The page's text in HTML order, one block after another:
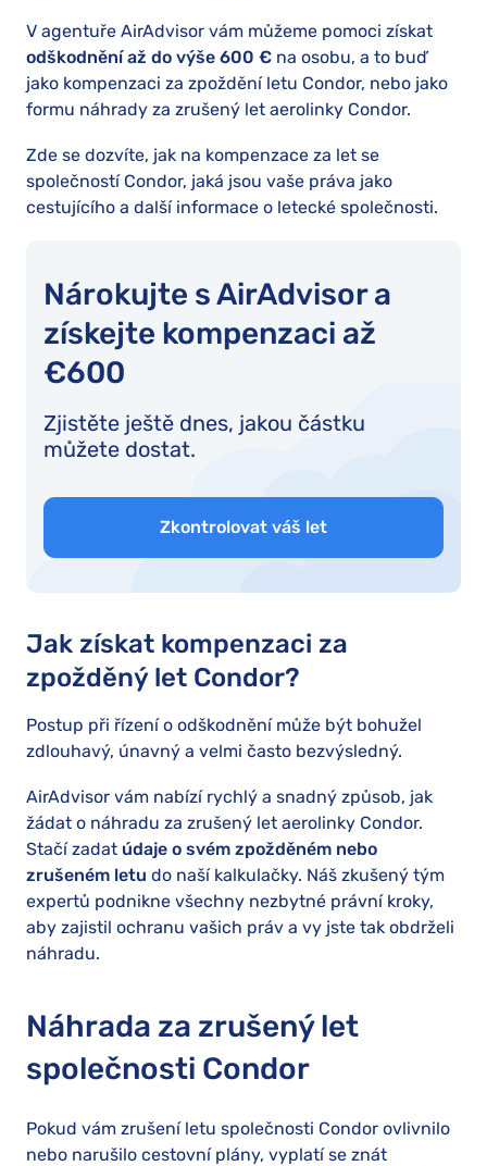
V agentuře AirAdvisor vám můžeme pomoci získat
odškodnění až do výše 600 € na osobu, a to buď
jako kompenzaci za zpoždění letu Condor, nebo jako
formu náhrady za zrušený let aerolinky Condor.
Zde se dozvíte, jak na kompenzace za let se
společností Condor, jaká jsou vaše práva jako
cestujícího a další informace o letecké společnosti.
Nárokujte s AirAdvisor a
získejte kompenzaci až
€600
Zjistěte ještě dnes, jakou částku
můžete dostat.
Zkontrolovat váš let
Jak získat kompenzaci za
zpožděný let Condor?
Postup při řízení o odškodnění může být bohužel
zdlouhavý, únavný a velmi často bezvýsledný.
AirAdvisor vám nabízí rychlý a snadný způsob, jak
žádat o náhradu za zrušený let aerolinky Condor.
Stačí zadat údaje o svém zpožděném nebo
zrušeném letu do naší kalkulačky. Náš zkušený tým
expertů podnikne všechny nezbytné právní kroky,
aby zajistil ochranu vašich práv a vy jste tak obdrželi
náhradu.
Náhrada za zrušený let
společnosti Condor
Pokud vám zrušení letu společnosti Condor ovlivnilo
nebo narušilo cestovní plány, vyplatí se znát